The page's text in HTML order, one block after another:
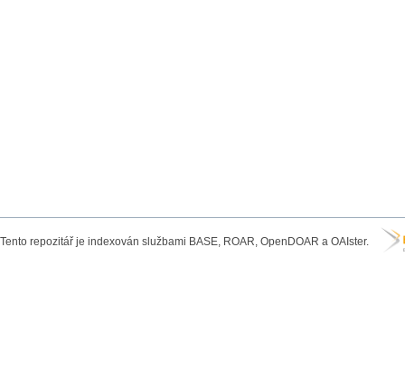
Tento repozitář je indexován službami BASE, ROAR, OpenDOAR a OAIster.